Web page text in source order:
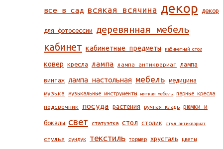
все в сад всякая всячина декор декор
для фотосессии
деревянная мебель
кабинет кабинетные предметы кабинетный стол
ковер кресла лампа лампа антиквариат лампа
винтаж лампа настольная мебель
медицина
музыка
музыкальные инструменты мягкая мебель парные кресла
подсвечник посуда растения ручная кладь рюмки и
бокалы свет статуэтка стол столик стул антиквариат
стулья сундук текстиль торшер хрусталь цветы